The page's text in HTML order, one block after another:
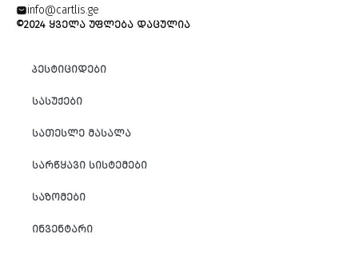
info@cartlis.ge
©2024 ᲧᲕᲔᲚᲐ ᲣᲤᲚᲔᲑᲐ ᲓᲐᲪᲣᲚᲘᲐ
ᲞᲔᲡᲢᲘᲪᲘᲓᲔᲑᲘ
ᲡᲐᲡᲣᲥᲔᲑᲘ
ᲡᲐᲗᲔᲡᲚᲔ ᲛᲐᲡᲐᲚᲐ
ᲡᲐᲠᲬᲧᲐᲕᲘ ᲡᲘᲡᲢᲔᲛᲔᲑᲘ
ᲡᲐᲖᲝᲛᲔᲑᲘ
ᲘᲜᲕᲔᲜᲢᲐᲠᲘ